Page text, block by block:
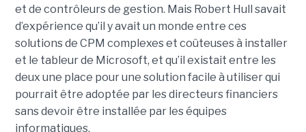
et de contrôleurs de gestion. Mais Robert Hull savait
d’expérience qu’il y avait un monde entre ces
solutions de CPM complexes et coûteuses à installer
et le tableur de Microsoft, et qu’il existait entre les
deux une place pour une solution facile à utiliser qui
pourrait être adoptée par les directeurs financiers
sans devoir être installée par les équipes
informatiques.